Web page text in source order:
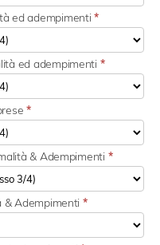
ed adempimenti*
ed adempimenti *
*
& Adempimenti *
& Adempimenti *